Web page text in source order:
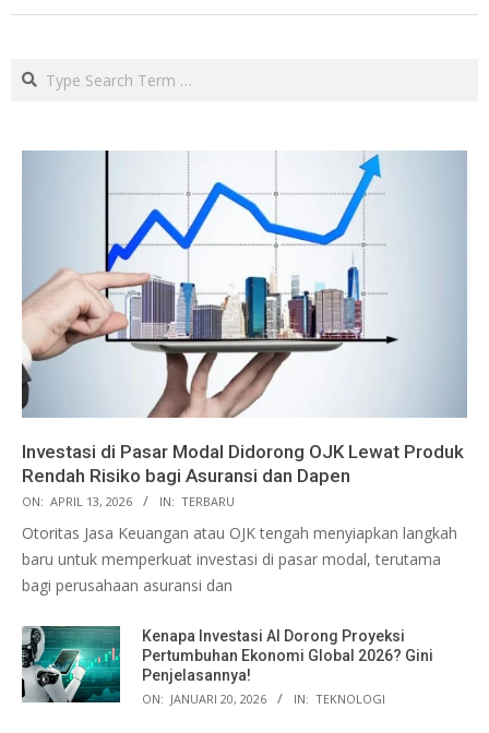
Search
Investasi di Pasar Modal Didorong OJK Lewat Produk
Rendah Risiko bagi Asuransi dan Dapen
ON: APRIL 13, 2026 IN: TERBARU
Otoritas Jasa Keuangan atau OJK tengah menyiapkan langkah
baru untuk memperkuat investasi di pasar modal, terutama
bagi perusahaan asuransi dan
Kenapa Investasi AI Dorong Proyeksi
Pertumbuhan Ekonomi Global 2026? Gini
Penjelasannya!
ON: JANUARI 20, 2026 IN: TEKNOLOGI